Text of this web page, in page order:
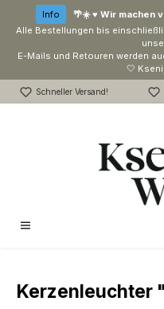
Zum Hauptinhalt springen
Info
🌴☀️ ♥ Wir machen
Alle Bestellungen bis
E-Mails und Retouren werden
🤍
Schneller Versand!
Kerzenleuchter